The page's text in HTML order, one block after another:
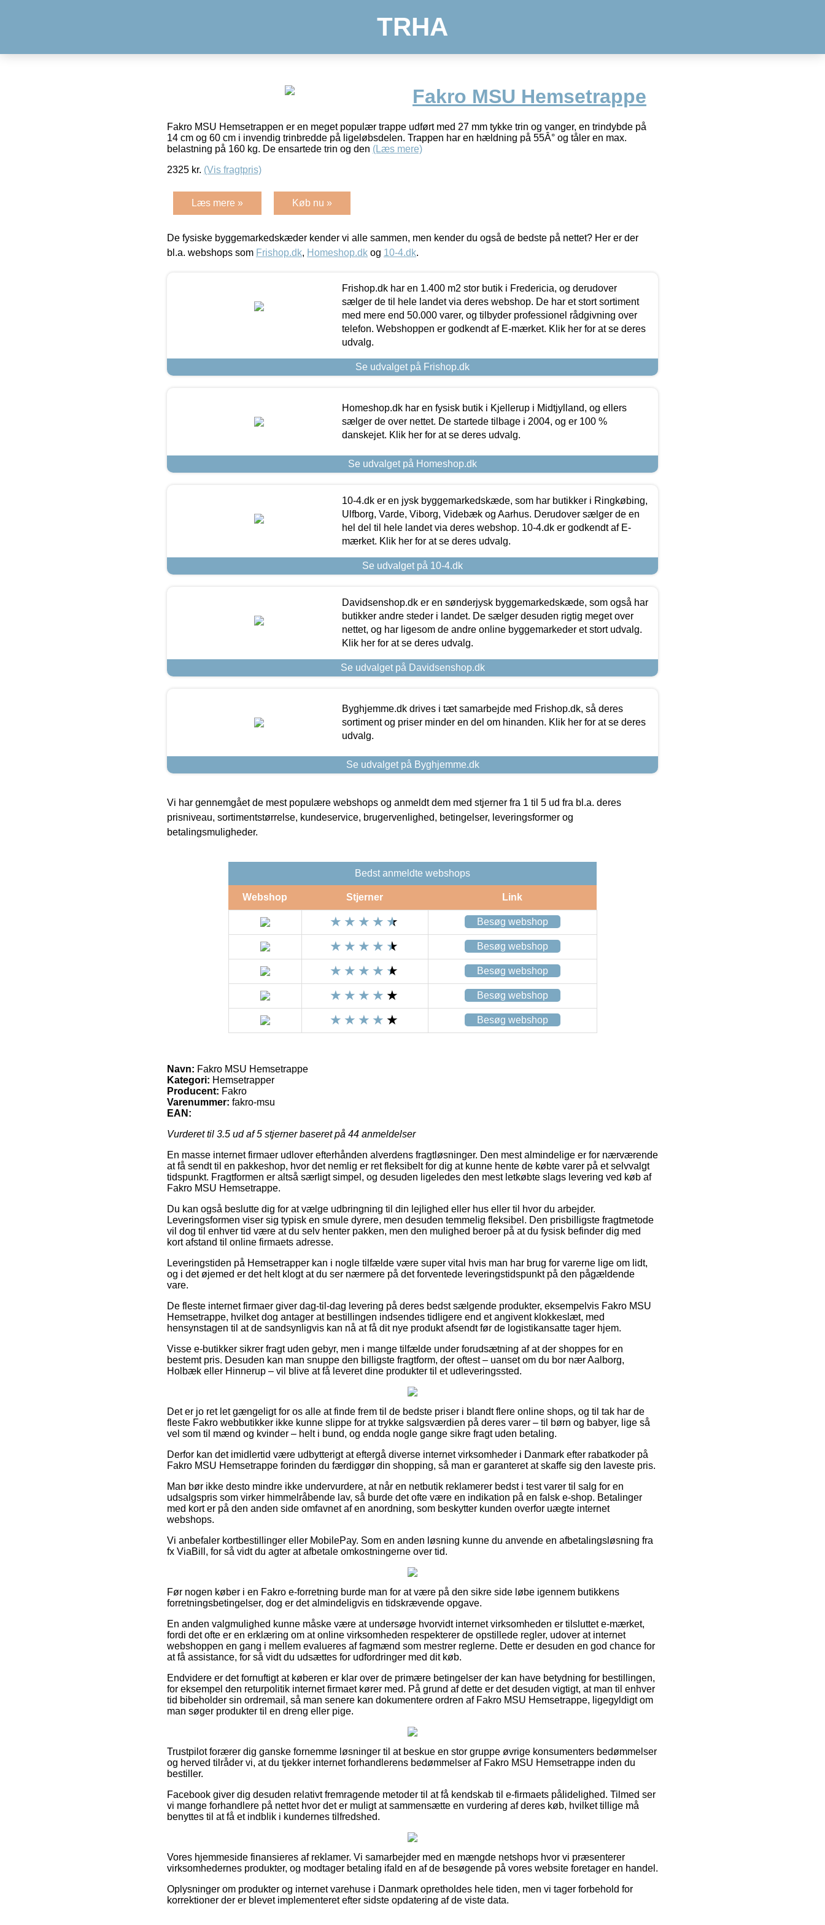
TRHA
Fakro MSU Hemsetrappe
Fakro MSU Hemsetrappen er en meget populær trappe udført med 27 mm tykke trin og vanger, en trindybde på
14 cm og 60 cm i invendig trinbredde på ligeløbsdelen. Trappen har en hældning på 55Â° og tåler en max.
belastning på 160 kg. De ensartede trin og den (Læs mere)
2325 kr. (Vis fragtpris)
Læs mere » Køb nu »
De fysiske byggemarkedskæder kender vi alle sammen, men kender du også de bedste på nettet? Her er der
bl.a. webshops som Frishop.dk, Homeshop.dk og 10-4.dk.
Frishop.dk har en 1.400 m2 stor butik i Fredericia, og derudover
sælger de til hele landet via deres webshop. De har et stort sortiment
med mere end 50.000 varer, og tilbyder professionel rådgivning over
telefon. Webshoppen er godkendt af E-mærket. Klik her for at se deres
udvalg.
Se udvalget på Frishop.dk
Homeshop.dk har en fysisk butik i Kjellerup i Midtjylland, og ellers
sælger de over nettet. De startede tilbage i 2004, og er 100 %
danskejet. Klik her for at se deres udvalg.
Se udvalget på Homeshop.dk
10-4.dk er en jysk byggemarkedskæde, som har butikker i Ringkøbing,
Ulfborg, Varde, Viborg, Videbæk og Aarhus. Derudover sælger de en
hel del til hele landet via deres webshop. 10-4.dk er godkendt af E-
mærket. Klik her for at se deres udvalg.
Se udvalget på 10-4.dk
Davidsenshop.dk er en sønderjysk byggemarkedskæde, som også har
butikker andre steder i landet. De sælger desuden rigtig meget over
nettet, og har ligesom de andre online byggemarkeder et stort udvalg.
Klik her for at se deres udvalg.
Se udvalget på Davidsenshop.dk
Byghjemme.dk drives i tæt samarbejde med Frishop.dk, så deres
sortiment og priser minder en del om hinanden. Klik her for at se deres
udvalg.
Se udvalget på Byghjemme.dk
Vi har gennemgået de mest populære webshops og anmeldt dem med stjerner fra 1 til 5 ud fra bl.a. deres
prisniveau, sortimentstørrelse, kundeservice, brugervenlighed, betingelser, leveringsformer og
betalingsmuligheder.
Bedst anmeldte webshops
Webshop Stjerner Link
Besøg webshop
Besøg webshop
Besøg webshop
Besøg webshop
Besøg webshop
Navn: Fakro MSU Hemsetrappe
Kategori: Hemsetrapper
Producent: Fakro
Varenummer: fakro-msu
EAN:
Vurderet til 3.5 ud af 5 stjerner baseret på 44 anmeldelser
En masse internet firmaer udlover efterhånden alverdens fragtløsninger. Den mest almindelige er for nærværende
at få sendt til en pakkeshop, hvor det nemlig er ret fleksibelt for dig at kunne hente de købte varer på et selvvalgt
tidspunkt. Fragtformen er altså særligt simpel, og desuden ligeledes den mest letkøbte slags levering ved køb af
Fakro MSU Hemsetrappe.
Du kan også beslutte dig for at vælge udbringning til din lejlighed eller hus eller til hvor du arbejder.
Leveringsformen viser sig typisk en smule dyrere, men desuden temmelig fleksibel. Den prisbilligste fragtmetode
vil dog til enhver tid være at du selv henter pakken, men den mulighed beroer på at du fysisk befinder dig med
kort afstand til online firmaets adresse.
Leveringstiden på Hemsetrapper kan i nogle tilfælde være super vital hvis man har brug for varerne lige om lidt,
og i det øjemed er det helt klogt at du ser nærmere på det forventede leveringstidspunkt på den pågældende
vare.
De fleste internet firmaer giver dag-til-dag levering på deres bedst sælgende produkter, eksempelvis Fakro MSU
Hemsetrappe, hvilket dog antager at bestillingen indsendes tidligere end et angivent klokkeslæt, med
hensynstagen til at de sandsynligvis kan nå at få dit nye produkt afsendt før de logistikansatte tager hjem.
Visse e-butikker sikrer fragt uden gebyr, men i mange tilfælde under forudsætning af at der shoppes for en
bestemt pris. Desuden kan man snuppe den billigste fragtform, der oftest – uanset om du bor nær Aalborg,
Holbæk eller Hinnerup – vil blive at få leveret dine produkter til et udleveringssted.
Det er jo ret let gængeligt for os alle at finde frem til de bedste priser i blandt flere online shops, og til tak har de
fleste Fakro webbutikker ikke kunne slippe for at trykke salgsværdien på deres varer – til børn og babyer, lige så
vel som til mænd og kvinder – helt i bund, og endda nogle gange sikre fragt uden betaling.
Derfor kan det imidlertid være udbytterigt at eftergå diverse internet virksomheder i Danmark efter rabatkoder på
Fakro MSU Hemsetrappe forinden du færdiggør din shopping, så man er garanteret at skaffe sig den laveste pris.
Man bør ikke desto mindre ikke undervurdere, at når en netbutik reklamerer bedst i test varer til salg for en
udsalgspris som virker himmelråbende lav, så burde det ofte være en indikation på en falsk e-shop. Betalinger
med kort er på den anden side omfavnet af en anordning, som beskytter kunden overfor uægte internet
webshops.
Vi anbefaler kortbestillinger eller MobilePay. Som en anden løsning kunne du anvende en afbetalingsløsning fra
fx ViaBill, for så vidt du agter at afbetale omkostningerne over tid.
Før nogen køber i en Fakro e-forretning burde man for at være på den sikre side løbe igennem butikkens
forretningsbetingelser, dog er det almindeligvis en tidskrævende opgave.
En anden valgmulighed kunne måske være at undersøge hvorvidt internet virksomheden er tilsluttet e-mærket,
fordi det ofte er en erklæring om at online virksomheden respekterer de opstillede regler, udover at internet
webshoppen en gang i mellem evalueres af fagmænd som mestrer reglerne. Dette er desuden en god chance for
at få assistance, for så vidt du udsættes for udfordringer med dit køb.
Endvidere er det fornuftigt at køberen er klar over de primære betingelser der kan have betydning for bestillingen,
for eksempel den returpolitik internet firmaet kører med. På grund af dette er det desuden vigtigt, at man til enhver
tid bibeholder sin ordremail, så man senere kan dokumentere ordren af Fakro MSU Hemsetrappe, ligegyldigt om
man søger produkter til en dreng eller pige.
Trustpilot forærer dig ganske fornemme løsninger til at beskue en stor gruppe øvrige konsumenters bedømmelser
og herved tilråder vi, at du tjekker internet forhandlerens bedømmelser af Fakro MSU Hemsetrappe inden du
bestiller.
Facebook giver dig desuden relativt fremragende metoder til at få kendskab til e-firmaets pålidelighed. Tilmed ser
vi mange forhandlere på nettet hvor det er muligt at sammensætte en vurdering af deres køb, hvilket tillige må
benyttes til at få et indblik i kundernes tilfredshed.
Vores hjemmeside finansieres af reklamer. Vi samarbejder med en mængde netshops hvor vi præsenterer
virksomhedernes produkter, og modtager betaling ifald en af de besøgende på vores website foretager en handel.
Oplysninger om produkter og internet varehuse i Danmark opretholdes hele tiden, men vi tager forbehold for
korrektioner der er blevet implementeret efter sidste opdatering af de viste data.